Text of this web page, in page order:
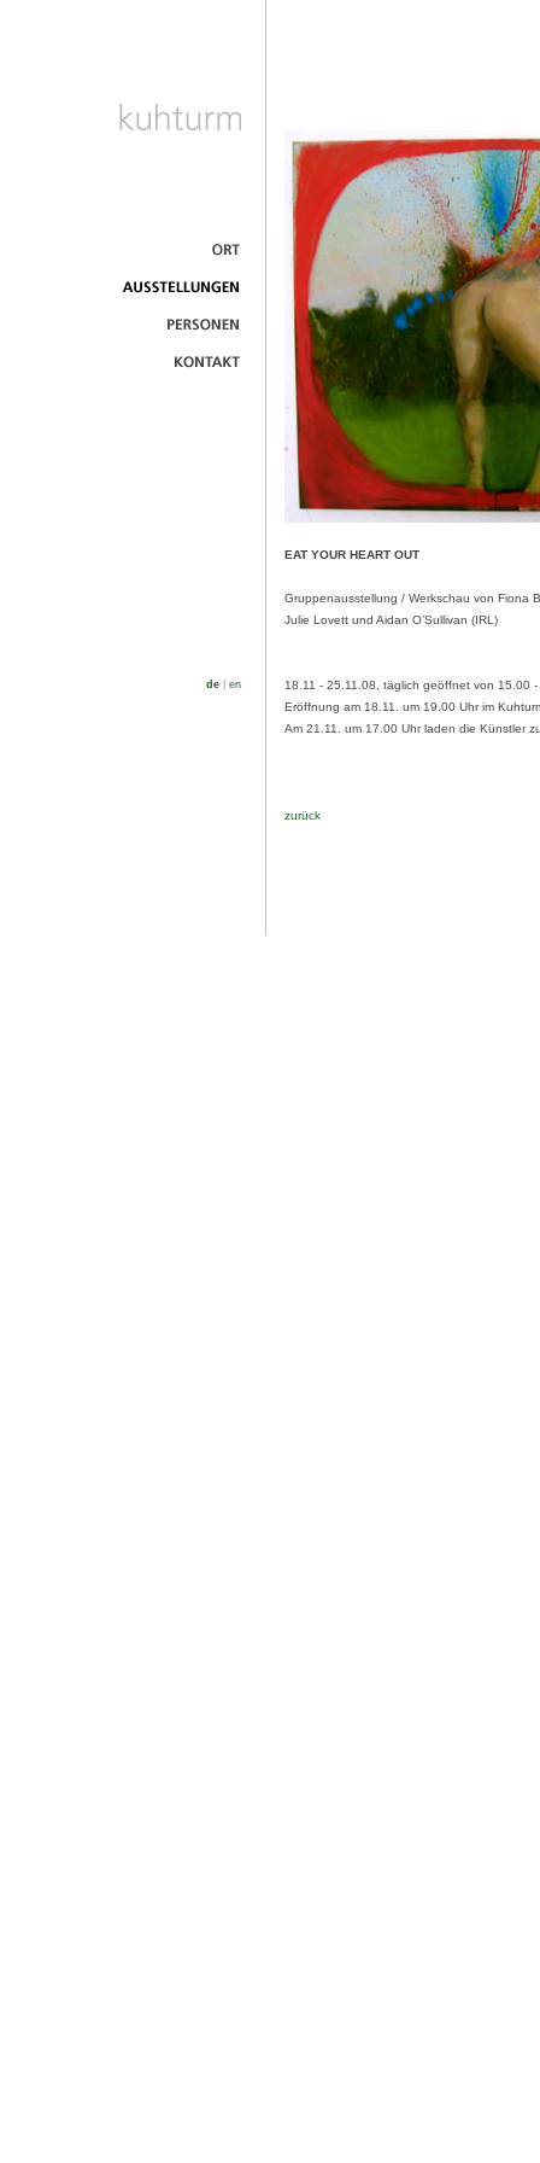
de en
EAT YOUR HEART OUT
Gruppenausstellung / Werkschau von Fiona
Julie Lovett und Aidan O’Sullivan (IRL)
18.11 - 25.11.08, täglich geöffnet von 15.00
Eröffnung am 18.11. um 19.00 Uhr im
Am 21.11. um 17.00 Uhr laden die Künstler
zurück